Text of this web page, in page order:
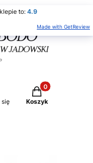
się
Produkty w
Koszyk
to:4.9
Made with GetReview